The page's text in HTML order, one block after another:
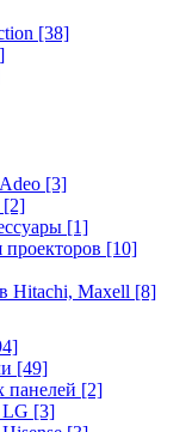
[38]
[3]
[2]
[1]
[10]
Hitachi, Maxell [8]
[49]
панелей [2]
LG [3]